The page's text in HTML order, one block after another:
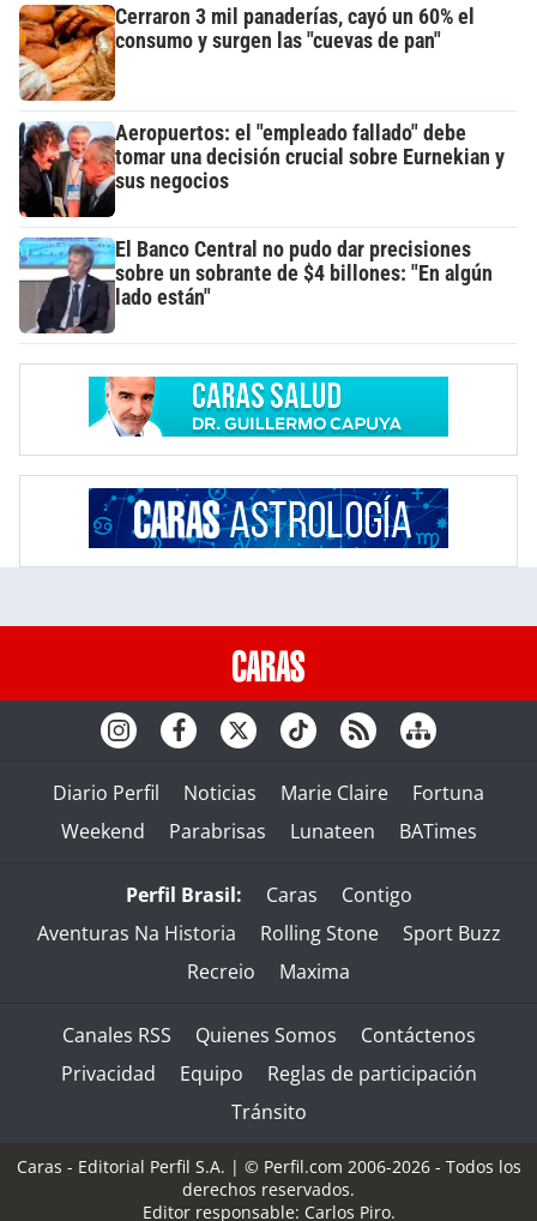
Cerraron 3 mil panaderías, cayó un 60% el
consumo y surgen las "cuevas de pan"
Aeropuertos: el "empleado fallado" debe
tomar una decisión crucial sobre Eurnekian y
sus negocios
El Banco Central no pudo dar precisiones
sobre un sobrante de $4 billones: "En algún
lado están"
Diario Perfil Noticias Marie Claire
Fortuna
Weekend
Parabrisas Lunateen BATimes
Perfil Brasil: Caras
Contigo
Aventuras Na Historia
Rolling Stone
Sport Buzz
Recreio
Maxima
Canales RSS Quienes Somos
Contáctenos
Privacidad
Equipo
Reglas de participación
Tránsito
Caras - Editorial Perfil S.A. | © Perfil.com 2006-2026 - Todos los
derechos reservados.
Editor responsable: Carlos Piro.